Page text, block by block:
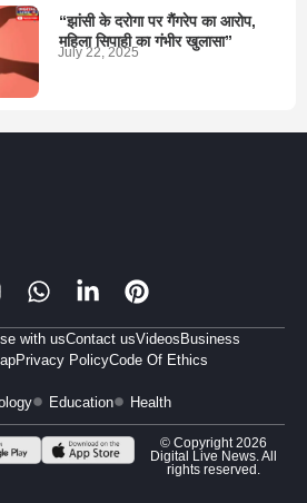
“झांसी के दरोगा पर गैंगरेप का आरोप,
महिला सिपाही का गंभीर खुलासा”
July 22, 2025
with usContact usVideosBusiness
Privacy PolicyCode Of Ethics
Education Health
© Copyright 2026
Digital Live News. All
rights reserved.